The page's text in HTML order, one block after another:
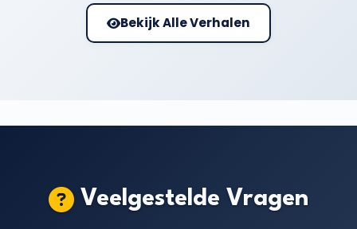
Bekijk Alle Verhalen
Veelgestelde Vragen